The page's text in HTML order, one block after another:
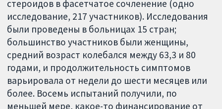
стероидов в фасетчатое сочленение (одно
исследование, 217 участников). Исследования
были проведены в больницах 15 стран;
большинство участников были женщины,
средний возраст колебался между 63,3 и 80
годами, и продолжительность симптомов
варьировала от недели до шести месяцев или
более. Восемь испытаний получили, по
меньшей мере, какое-то финансирование от